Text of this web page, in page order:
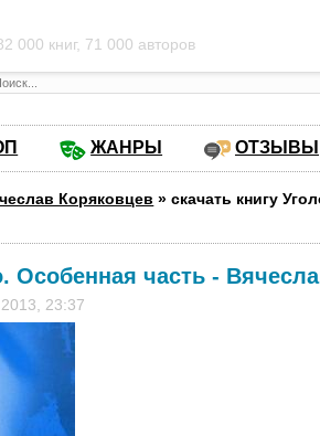
000 книг, 71 000 авторов
ЖАНРЫ ОТЗЫВЫ
Коряковцев »скачать книгу
Особенная часть -
23:37